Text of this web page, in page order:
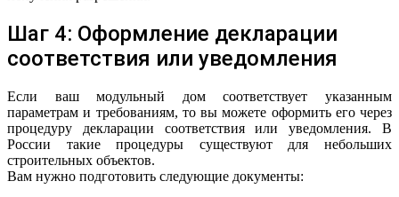
Шаг 4: Оформление декларации
соответствия или уведомления
Если ваш модульный дом соответствует указанным
параметрам и требованиям, то вы можете оформить его через
процедуру декларации соответствия или уведомления. В
России такие процедуры существуют для небольших
строительных объектов.
Вам нужно подготовить следующие документы: